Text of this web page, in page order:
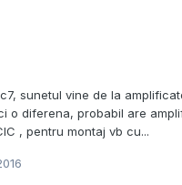
sunetul vine de la
o diferena, probabil are
, pentru montaj vb cu...